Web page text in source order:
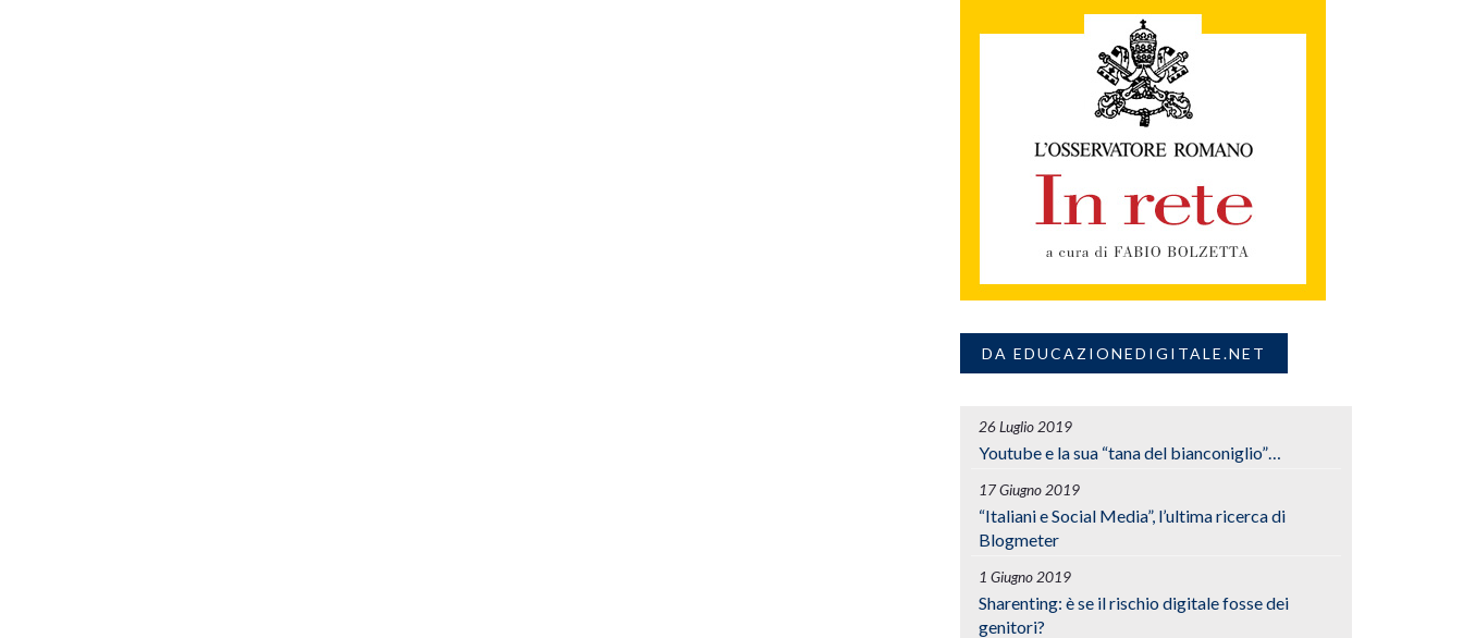
DA EDUCAZIONEDIGITALE.NET
26 Luglio 2019
Youtube e la sua “tana del bianconiglio”…
17 Giugno 2019
“Italiani e Social Media”, l’ultima ricerca di
Blogmeter
1 Giugno 2019
Sharenting: è se il rischio digitale fosse dei
genitori?